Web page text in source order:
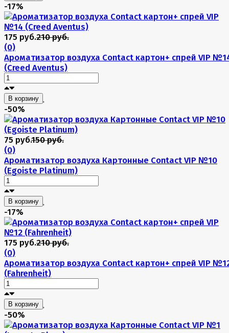
-17%
175 руб.210 руб.
(0)
Ароматизатор воздуха Contact картон+ спрей VIP
(Creed Aventus)
В корзину
-50%
75 руб.150 руб.
(0)
Ароматизатор воздуха Картонные Contact VIP №10
(Egoiste Platinum)
В корзину
-17%
175 руб.210 руб.
(0)
Ароматизатор воздуха Contact картон+ спрей VIP
(Fahrenheit)
В корзину
-50%